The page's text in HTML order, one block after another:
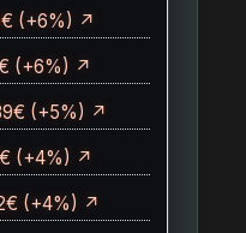
(+6%) ↗
(+6%) ↗
(+5%) ↗
(+4%) ↗
(+4%) ↗